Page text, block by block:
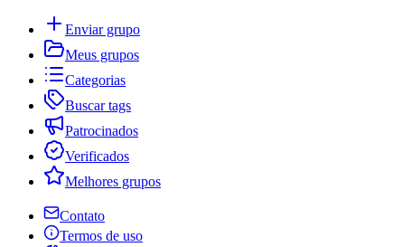
Enviar grupo
Meus grupos
Categorias
Buscar tags
Patrocinados
Verificados
Melhores grupos
Contato
Termos de uso